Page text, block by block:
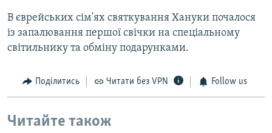
В єврейських сім'ях святкування Хануки почалося
із запалювання першої свічки на спеціальному
світильнику та обміну подарунками.
Поділитись Читати без VPN Follow us
Читайте також